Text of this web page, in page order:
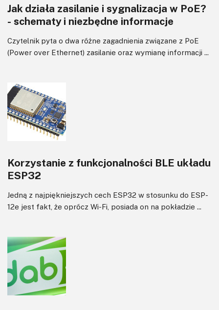
Jak działa zasilanie i sygnalizacja w PoE?
- schematy i niezbędne informacje
Czytelnik pyta o dwa różne zagadnienia związane z PoE
(Power over Ethernet) zasilanie oraz wymianę informacji ...
Korzystanie z funkcjonalności BLE układu
ESP32
Jedną z najpiękniejszych cech ESP32 w stosunku do ESP-
12e jest fakt, że oprócz Wi-Fi, posiada on na pokładzie ...